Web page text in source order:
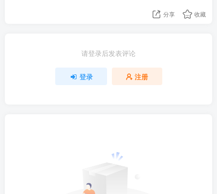
分享 收藏
请登录后发表评论
登录 注册